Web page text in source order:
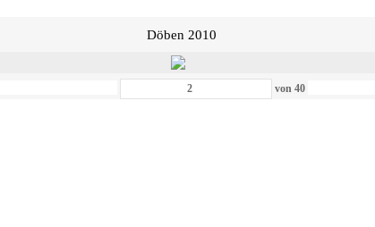
Döben 2010
von40